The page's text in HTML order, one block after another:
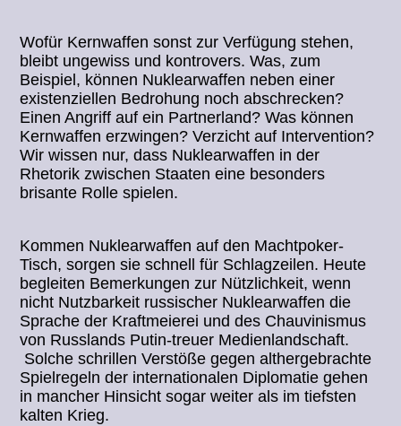
Wofür Kernwaffen sonst zur Verfügung stehen,
bleibt ungewiss und kontrovers. Was, zum
Beispiel, können Nuklearwaffen neben einer
existenziellen Bedrohung noch abschrecken?
Einen Angriff auf ein Partnerland? Was können
Kernwaffen erzwingen? Verzicht auf Intervention?
Wir wissen nur, dass Nuklearwaffen in der
Rhetorik zwischen Staaten eine besonders
brisante Rolle spielen.
Kommen Nuklearwaffen auf den Machtpoker-
Tisch, sorgen sie schnell für Schlagzeilen. Heute
begleiten Bemerkungen zur Nützlichkeit, wenn
nicht Nutzbarkeit russischer Nuklearwaffen die
Sprache der Kraftmeierei und des Chauvinismus
von Russlands Putin-treuer Medienlandschaft.
Solche schrillen Verstöße gegen althergebrachte
Spielregeln der internationalen Diplomatie gehen
in mancher Hinsicht sogar weiter als im tiefsten
kalten Krieg.